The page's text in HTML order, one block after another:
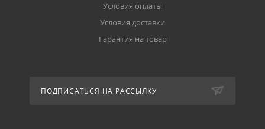
Условия оплаты
Условия доставки
Гарантия на товар
ПОДПИСАТЬСЯ НА РАССЫЛКУ